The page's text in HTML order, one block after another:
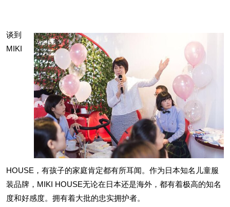
谈到
MIKI
HOUSE，有孩子的家庭肯定都有所耳闻。作为日本知名儿童服
装品牌，MIKI HOUSE无论在日本还是海外，都有着极高的知名
度和好感度。拥有着大批的忠实拥护者。